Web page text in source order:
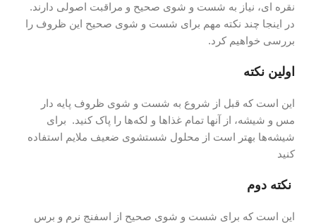
نقره ای، نیاز به شست و شوی صحیح و مراقبت اصولی دارند.
در اینجا چند نکته مهم برای شست و شوی صحیح این ظروف را
بررسی خواهیم کرد.
اولین نکته
این است که قبل از شروع به شست و شوی ظروف پایه دار
مس و شیشه، از آنها تمام غذاها و لکه‌ها را پاک کنید. برای
شیشه‌ها بهتر است از محلول شستشوی ضعیف ملایم استفاده
کنید
نکته دوم
این است که برای شست و شوی صحیح از اسفنج نرم و برس